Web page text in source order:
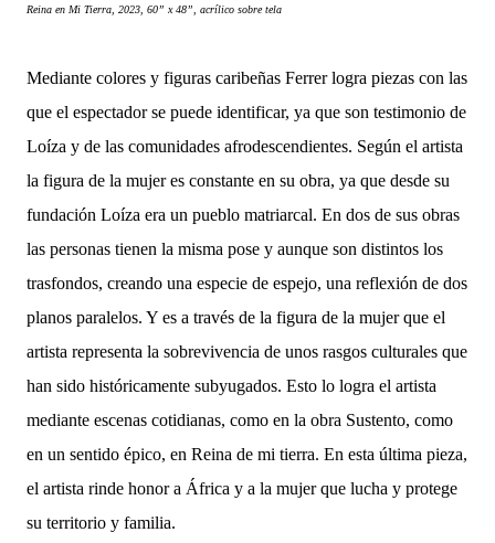
Reina en Mi Tierra, 2023, 60” x 48”, acrílico sobre tela
Mediante colores y figuras caribeñas Ferrer logra piezas con las
que el espectador se puede identificar, ya que son testimonio de
Loíza y de las comunidades afrodescendientes. Según el artista
la figura de la mujer es constante en su obra, ya que desde su
fundación Loíza era un pueblo matriarcal. En dos de sus obras
las personas tienen la misma pose y aunque son distintos los
trasfondos, creando una especie de espejo, una reflexión de dos
planos paralelos. Y es a través de la figura de la mujer que el
artista representa la sobrevivencia de unos rasgos culturales que
han sido históricamente subyugados. Esto lo logra el artista
mediante escenas cotidianas, como en la obra Sustento, como
en un sentido épico, en Reina de mi tierra. En esta última pieza,
el artista rinde honor a África y a la mujer que lucha y protege
su territorio y familia.